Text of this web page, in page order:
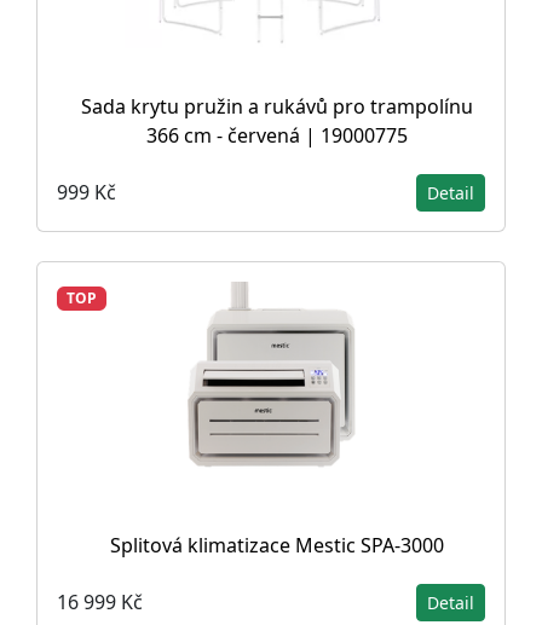
Sada krytu pružin a rukávů pro trampolínu
366 cm - červená | 19000775
999 Kč Detail
TOP
Splitová klimatizace Mestic SPA-3000
16 999 Kč Detail